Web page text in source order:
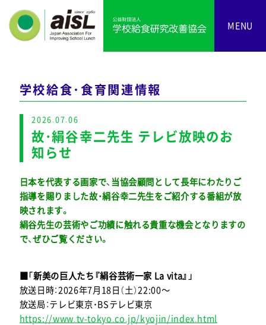
MENU
学校給食・食育関連情報
2026.07.06
故・絹谷幸二先生 テレビ放映のお
知らせ
日本を代表する画家で、当協会顧問として長年にわたりご
指導を賜りました故・絹谷幸二先生をご紹介する番組が放
映されます。
絹谷先生の芸術やご功績に触れる貴重な機会となりますの
で、ぜひご覧ください。
■「新美の巨人たち『絹谷芸術一家 La vita』」
放送日時：2026年7月18日（土）22:00～
放送局：テレビ東京・BSテレビ東京
https://www.tv-tokyo.co.jp/kyojin/index.html